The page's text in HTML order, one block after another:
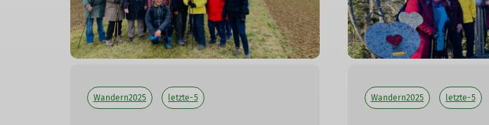
Wandern2025 letzte-5 Wandern2025 letzte-5